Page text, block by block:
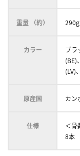
重量 （約） 290g
カラー
ブラ
(BE)
(LV)
原産国 カン
仕様
＜骨
8本